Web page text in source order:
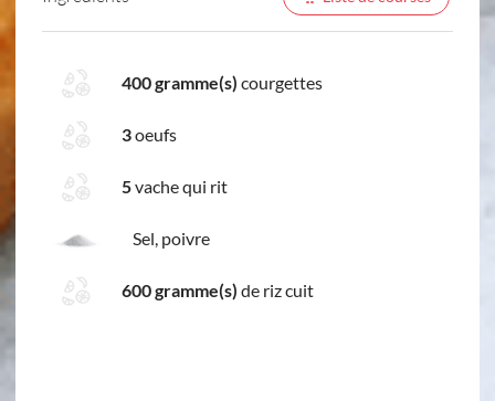
400 gramme(s) courgettes
3oeufs
5vache qui rit
Sel, poivre
600 gramme(s) de riz cuit